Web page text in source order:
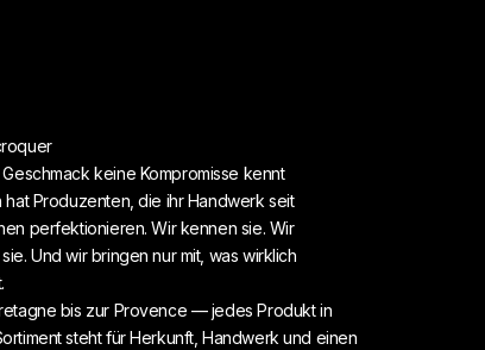
keine Kompromisse kennt
hat Produzenten, die ihr Handwerk seit
perfektionieren. Wir kennen sie. Wir
Und wir bringen nur mit, was wirklich
bis zur Provence — jedes Produkt in
steht für Herkunft, Handwerk und einen